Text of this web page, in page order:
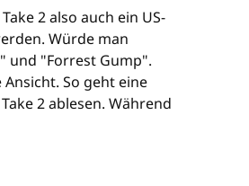
2 also auch ein US-
Würde man
und "Forrest Gump".
So geht eine
2 ablesen. Während